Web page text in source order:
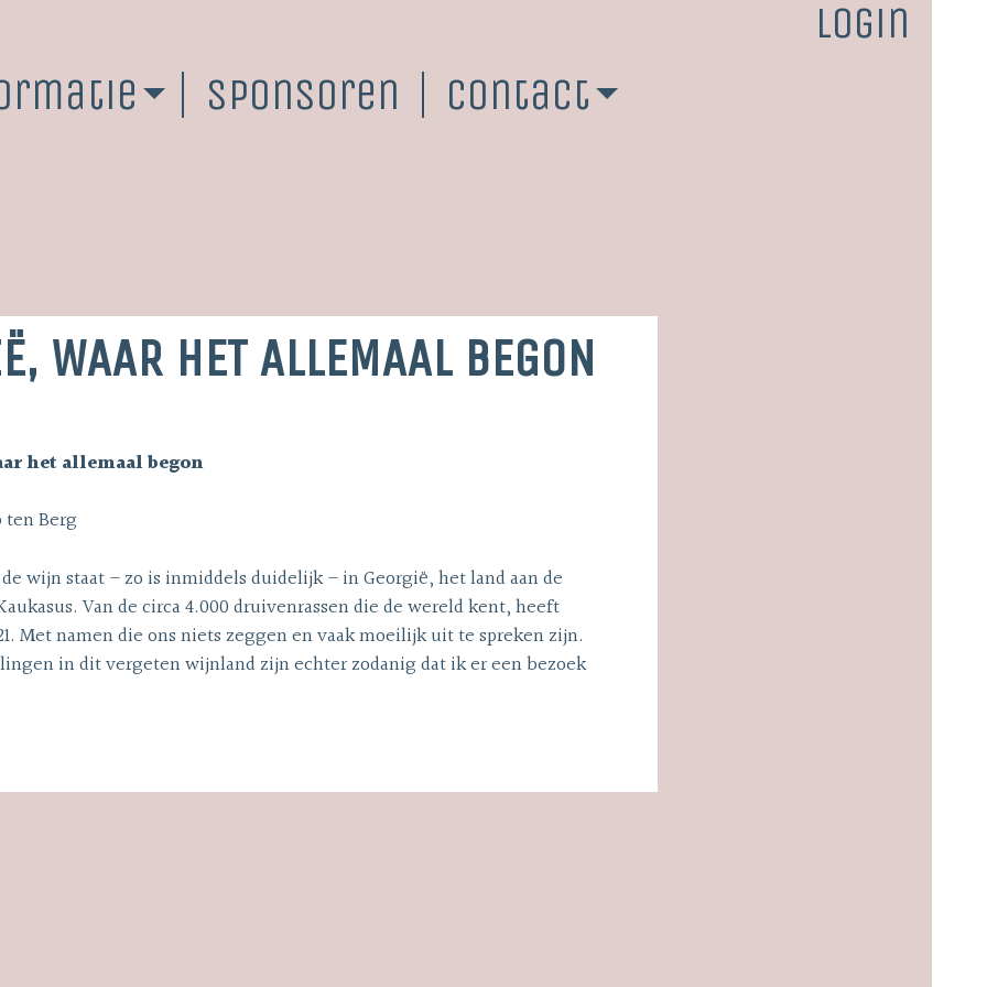
Login
Sponsoren Contact
WAAR HET ALLEMAAL BEGON
het allemaal begon
ten Berg
wijn staat – zo is inmiddels duidelijk – in Georgië, het land aan de
Van de circa 4.000 druivenrassen die de wereld kent, heeft
Met namen die ons niets zeggen en vaak moeilijk uit te spreken zijn.
in dit vergeten wijnland zijn echter zodanig dat ik er een bezoek